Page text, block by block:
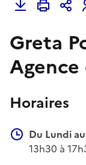
Greta
Horaires
Du Lundi
13h30 à